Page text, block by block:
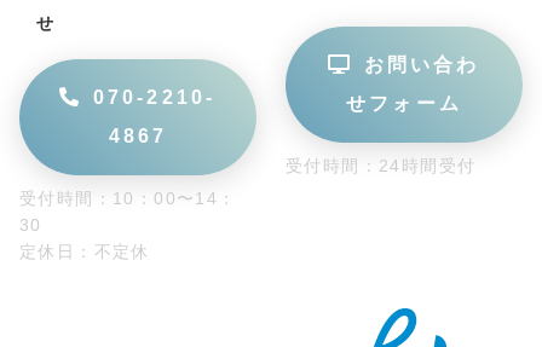
せ
070-2210-
4867
受付時間：10：00〜14：
30
定休日：不定休
お問い合わ
せフォーム
受付時間：24時間受付